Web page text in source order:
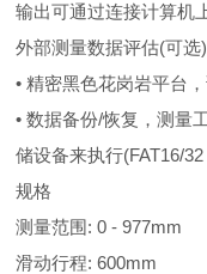
输出可通过连接计算机
外部测量数据评估(可选)
• 精密黑色花岗岩平台
• 数据备份/恢复，测量
储设备来执行(FAT16/32
规格
测量范围: 0 - 977mm
滑动行程: 600mm